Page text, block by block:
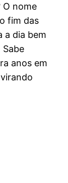
O nome
fim das
a dia bem
anos em